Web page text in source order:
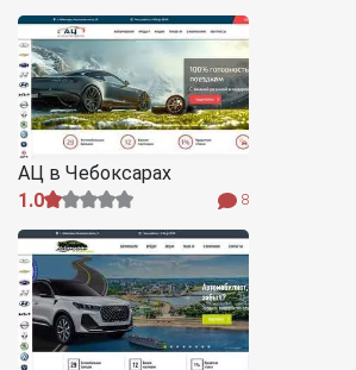
АЦ в Чебоксарах
1.0
8